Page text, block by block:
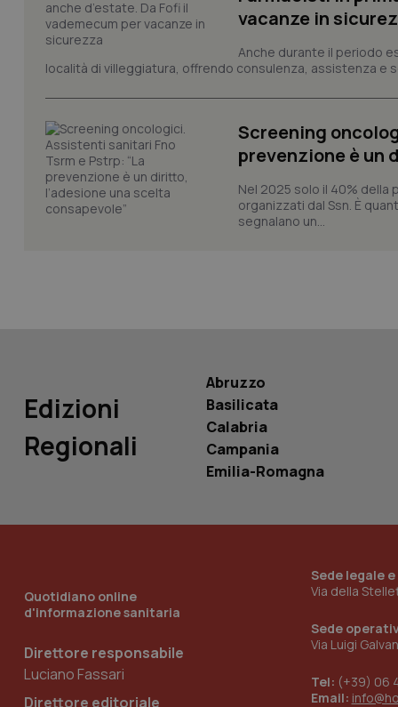
vacanze in
Anche durante il periodo
località di villeggiatura, offrendo consulenza, assistenza e
Screening
prevenzione è un
Nel 2025 solo il 40% della
organizzati dal Ssn. È
segnalano un...
Edizioni
Regionali
Abruzzo
Basilicata
Calabria
Campania
Emilia-Romagna
Quotidiano online
d'informazione sanitaria
Direttore responsabile
Luciano Fassari
Direttore editoriale
Sede legale
Via della
Sede
Via Luigi
Tel: (+39) 06
Email:
tracking-enable
tracking-sites-
session-id
_ga
YSC